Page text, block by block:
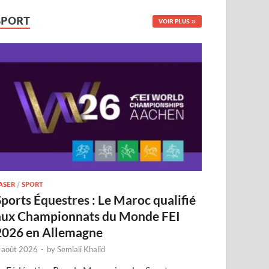
VOIR PLUS
/SPORT
Équestres : Le Maroc qualifié
Championnats du Monde FEI
en Allemagne
2026 - bySemlali Khalid